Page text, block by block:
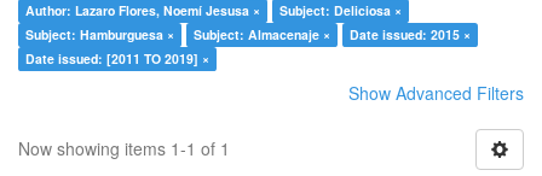
Author: Lazaro Flores, Noemí Jesusa ×
Subject: Deliciosa ×
Subject: Hamburguesa ×
Subject: Almacenaje ×
Date issued: 2015 ×
Date issued: [2011 TO 2019] ×
Show Advanced Filters
Now showing items 1-1 of 1